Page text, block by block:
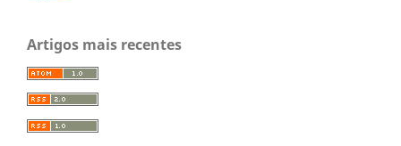
Artigos mais recentes